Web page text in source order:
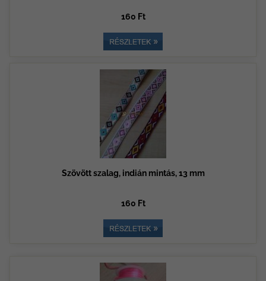
160 Ft
Szövött szalag, indián mintás, 13 mm
160 Ft